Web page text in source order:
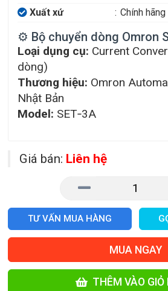
Xuất xứ
: Chính hãng
⚙️ Bộ chuyển dòng Omron
Loại dụng cụ: Current
dòng)
Thương hiệu: Omron
Nhật Bản
Model: SET‑3A
Giá bán: Liên hệ
TƯ VẤN MUA HÀNG
MUA NGAY
THÊM VÀO GIỎ